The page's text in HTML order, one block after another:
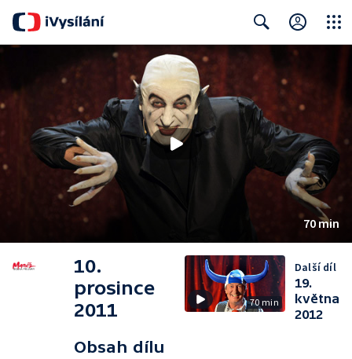
Search
70 min
10.
prosince
2011
Obsah dílu
70 min
Další díl
19.
května
2012